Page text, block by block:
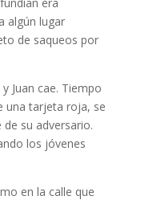
algún lugar
de saqueos por
Juan cae. Tiempo
una tarjeta roja, se
su adversario.
los jóvenes
en la calle que